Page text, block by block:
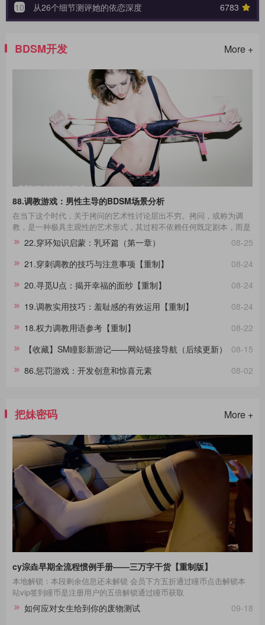
6783
10 从26个细节测评她的依恋深度
BDSM开发 More +
88.调教游戏：男性主导的BDSM场景分析
在当下这个时代，关于拷问的艺术性讨论层出不穷。拷问，或称为调
教，是一种极具主观性的艺术形式，其过程不依赖任何既定剧本，而是
一种即兴的表现艺术。在这场艺术的表达中，每一个不同性格的受拷者
都呈现出独一无二的故事线。举例来说，那些宁死不屈的与那些畏惧权
威的受拷者，他们在面对同样的惩罚时表现出的反应极其不同，这种差
异进一步影响了拷问的整个过程。通过淙垚个人经验和广泛的文献及影
视作品研究，本文旨在分享这一主题。在此，拷问者与受拷者分别扮演
问。拷
08-25
22.穿环知识启蒙：乳环篇（第一章）
08-24
21.穿刺调教的技巧与注意事项【重制】
08-24
20.寻觅U点：揭开幸福的面纱【重制】
08-24
19.调教实用技巧：羞耻感的有效运用【重制】
08-22
18.权力调教用语参考【重制】
08-15
【收藏】SM瞳影新游记——网站链接导航（后续更新）
08-02
86.惩罚游戏：开发创意和惊喜元素
把妹密码 More +
cy淙垚早期全流程惯例手册——三万字干货【重制版】
本地解锁：本段剩余信息还未解锁 会员下方五折通过瞳币点击解锁本
站vip签到瞳币是注册用户的五倍解锁通过瞳币获取
09-18
如何应对女生给到你的废物测试